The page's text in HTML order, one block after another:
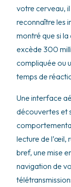
votre cerveau,
reconnaître les
montré que si
excède 300
compliquée ou
temps de
Une interface
découvertes et
lecture de l’œil,
bref, une mise
navigation de